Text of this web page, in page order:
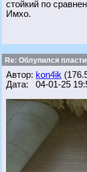
стойкий по
Имхо.
Re: Облупился
Автор: kon4ik
Дата: 04-01-25